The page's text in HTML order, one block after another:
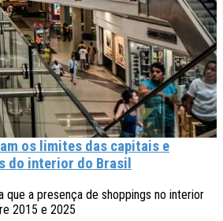
os limites das capitais e
do interior do Brasil
que a presença de shoppings no interior
2015 e 2025